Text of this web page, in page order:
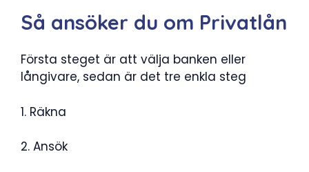
Så ansöker du om Privatlån
Första steget är att välja banken eller
långivare, sedan är det tre enkla steg
1. Räkna
2. Ansök